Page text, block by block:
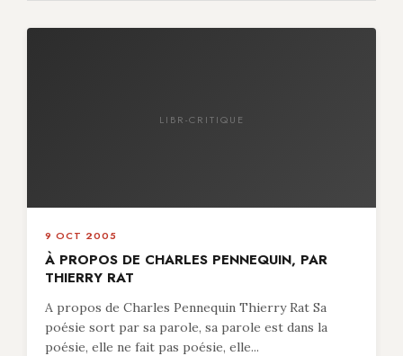
LIBR-CRITIQUE
9 OCT 2005
À PROPOS DE CHARLES PENNEQUIN, PAR
THIERRY RAT
A propos de Charles Pennequin Thierry Rat Sa
poésie sort par sa parole, sa parole est dans la
poésie, elle ne fait pas poésie, elle...